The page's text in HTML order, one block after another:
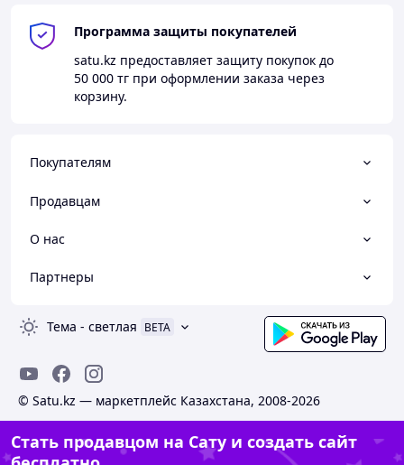
Программа защиты покупателей
satu.kz предоставляет защиту покупок до
50 000 тг при оформлении заказа через
корзину.
Покупателям
Продавцам
О нас
Партнеры
Тема - светлая BETA
© Satu.kz — маркетплейс Казахстана, 2008-2026
Стать продавцом на Сату и создать сайт